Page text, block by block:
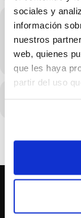
sociales y
información
nuestros
web, quienes
que les haya
partir del uso
Hora
01/03/2026
(GMT+02:00)